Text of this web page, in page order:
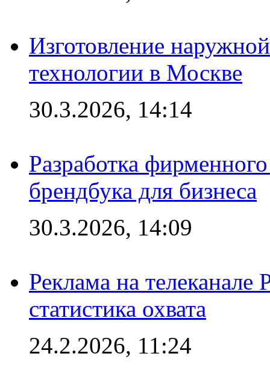
Изготовление
технологии в Москве
30.3.2026, 14:14
Разработка
брендбука для бизнеса
30.3.2026, 14:09
Реклама на
статистика охвата
24.2.2026, 11:24